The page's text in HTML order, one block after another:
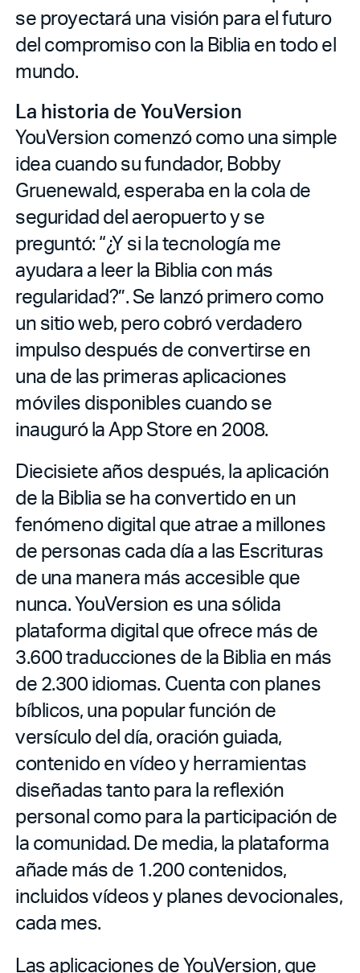
se proyectará una visión para el futuro
del compromiso con la Biblia en todo el
mundo.
La historia de YouVersion
YouVersion comenzó como una simple
idea cuando su fundador, Bobby
Gruenewald, esperaba en la cola de
seguridad del aeropuerto y se
preguntó: “¿Y si la tecnología me
ayudara a leer la Biblia con más
regularidad?”. Se lanzó primero como
un sitio web, pero cobró verdadero
impulso después de convertirse en
una de las primeras aplicaciones
móviles disponibles cuando se
inauguró la App Store en 2008.
Diecisiete años después, la aplicación
de la Biblia se ha convertido en un
fenómeno digital que atrae a millones
de personas cada día a las Escrituras
de una manera más accesible que
nunca. YouVersion es una sólida
plataforma digital que ofrece más de
3.600 traducciones de la Biblia en más
de 2.300 idiomas. Cuenta con planes
bíblicos, una popular función de
versículo del día, oración guiada,
contenido en vídeo y herramientas
diseñadas tanto para la reflexión
personal como para la participación de
la comunidad. De media, la plataforma
añade más de 1.200 contenidos,
incluidos vídeos y planes devocionales,
cada mes.
Las aplicaciones de YouVersion, que